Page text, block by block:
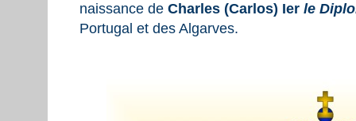
naissance de Charles (Carlos) Ier le
Portugal et des Algarves.